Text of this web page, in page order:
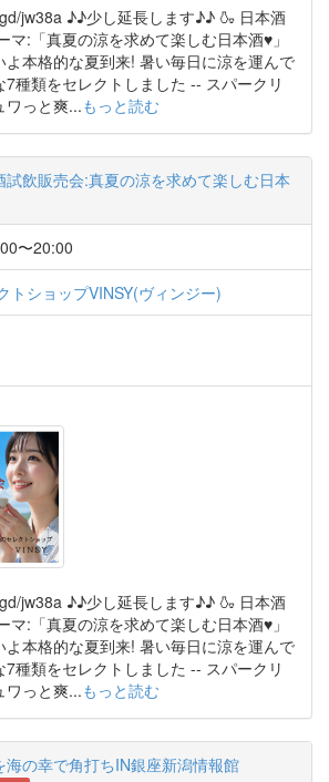
jw38a ♪♪少し延長します♪♪ 🍶 日本酒
マ:「真夏の涼を求めて楽しむ日本酒♥」
本格的な夏到来! 暑い毎日に涼を運んで
7種類をセレクトしました -- スパークリ
ワっと爽...もっと読む
試飲販売会:真夏の涼を求めて楽しむ日本
〜20:00
トショップVINSY(ヴィンジー)
jw38a ♪♪少し延長します♪♪ 🍶 日本酒
マ:「真夏の涼を求めて楽しむ日本酒♥」
本格的な夏到来! 暑い毎日に涼を運んで
7種類をセレクトしました -- スパークリ
ワっと爽...もっと読む
の幸で角打ちIN銀座新潟情報館